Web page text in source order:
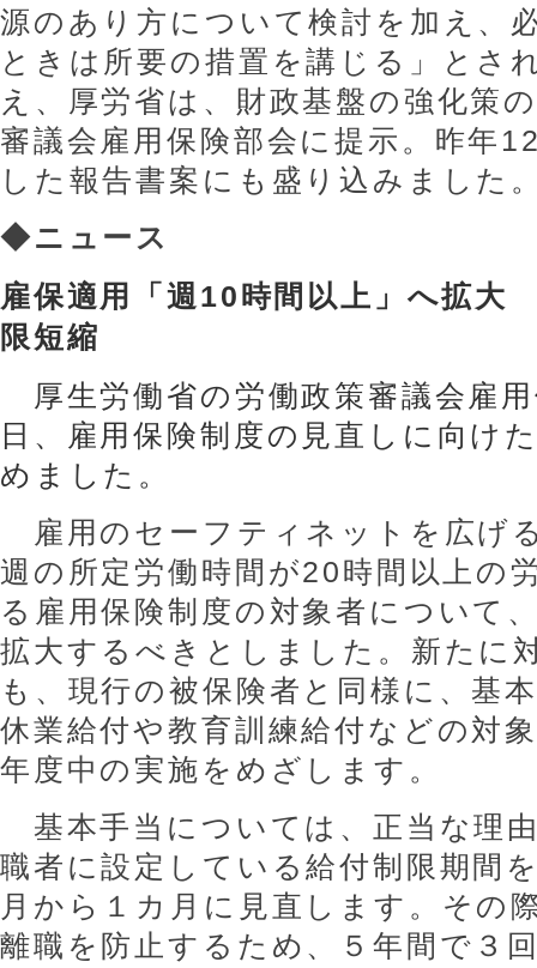
源のあり方について検討を加え、
ときは所要の措置を講じる」とさ
え、厚労省は、財政基盤の強化策
審議会雇用保険部会に提示。昨年
した報告書案にも盛り込みました
◆ニュース
雇保適用「週10時間以上」へ拡大
限短縮
厚生労働省の労働政策審議会雇
日、雇用保険制度の見直しに向け
めました 。
雇用のセーフティネットを広げ
週の所定労働時間が20時間以上の
る雇用保険制度の対象者について
拡大するべきとしました。新たに
も、現行の被保険者と同様に、基
休業給付や教育訓練給付などの対
年度中の実施をめざします。
基本手当については、正当な理
職者に設定している給付制限期間
月から１カ月に見直します。その
離職を防止するため、５年間で３